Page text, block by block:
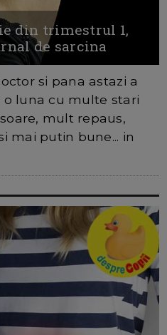
din trimestrul 1,
de sarcina
si pana astazi a
luna cu multe stari
mult repaus,
mai putin bune... in